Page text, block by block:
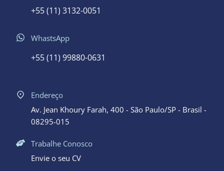
+55 (11) 3132-0051
WhastsApp
+55 (11) 99880-0631
Endereço
Av. Jean Khoury Farah, 400 - São Paulo/SP - Brasil -
08295-015
Trabalhe Conosco
Envie o seu CV